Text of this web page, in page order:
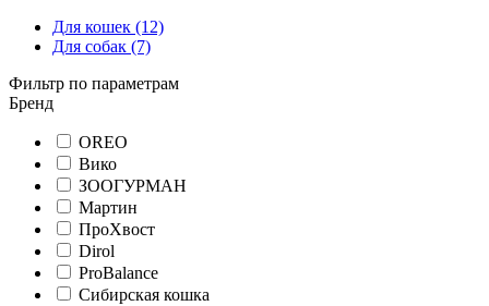
Для кошек (12)
Для собак (7)
Фильтр по параметрам
Бренд
OREO
Вико
ЗООГУРМАН
Мартин
ПроХвост
Dirol
ProBalance
Сибирская кошка